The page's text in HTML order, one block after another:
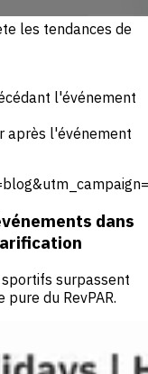
les tendances de
l'événement
après l'événement
dans
surpassent
du RevPAR.